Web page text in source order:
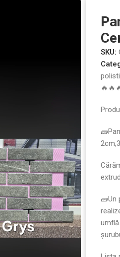
SKU:
🧱Un